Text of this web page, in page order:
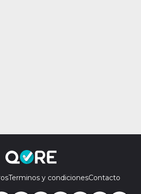
Terminos y condicionesContacto